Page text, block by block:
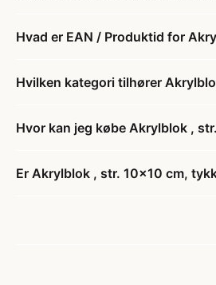
Hvad er EAN / Produktid for
Hvilken kategori tilhører
Hvor kan jeg købe Akrylblok ,
Er Akrylblok , str. 10x10 cm,